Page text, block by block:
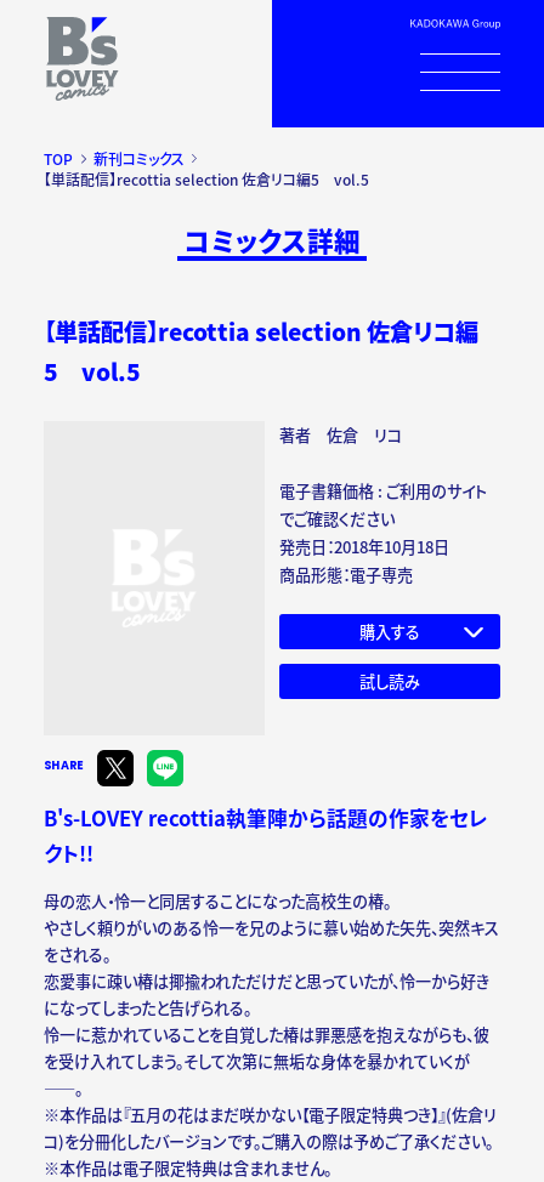
TOP
新刊コミックス
【単話配信】recottia selection 佐倉リコ編5 vol.5
コミックス詳細
【単話配信】recottia selection 佐倉リコ編
5 vol.5
著者 佐倉 リコ
電子書籍価格 : ご利用のサイト
でご確認ください
発売日：2018年10月18日
商品形態：電子専売
購入する
試し読み
SHARE
B's-LOVEY recottia執筆陣から話題の作家をセレ
クト!!
母の恋人・怜一と同居することになった高校生の椿。
やさしく頼りがいのある怜一を兄のように慕い始めた矢先、突然キス
をされる。
恋愛事に疎い椿は揶揄われただけだと思っていたが、怜一から好き
になってしまったと告げられる。
怜一に惹かれていることを自覚した椿は罪悪感を抱えながらも、彼
を受け入れてしまう。そして次第に無垢な身体を暴かれていくが
――。
※本作品は『五月の花はまだ咲かない【電子限定特典つき】』(佐倉リ
コ)を分冊化したバージョンです。ご購入の際は予めご了承ください。
※本作品は電子限定特典は含まれません。